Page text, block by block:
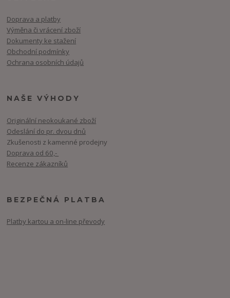
Doprava a platby
Výměna či vrácení zboží
Dokumenty ke stažení
Obchodní podmínky
Ochrana osobních údajů
NAŠE VÝHODY
Originální neokoukané zboží
Odeslání do pr. dvou dnů
Zkušenosti z kamenné prodejny
Doprava od 60,-
Recenze zákazníků
BEZPEČNÁ PLATBA
Platby kartou a on-line převody